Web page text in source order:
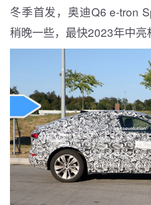
冬季首发，奥迪Q6 e-tron
稍晚一些，最快2023年中亮